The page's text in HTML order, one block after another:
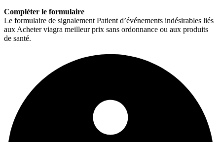
Compléter le formulaire
Le formulaire de signalement Patient d’événements indésirables liés
aux Acheter viagra meilleur prix sans ordonnance ou aux produits
de santé.